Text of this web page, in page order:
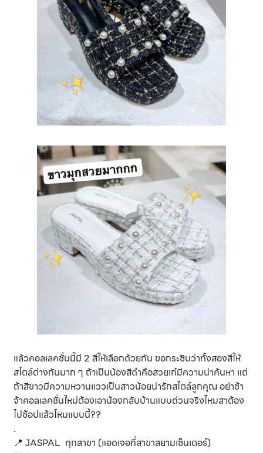
แล้วคอลเลคชั่นนี้มี 2 สีให้เลือกด้วยกัน ขอกระซิบว่าทั้งสองสีให้
สไตล์ต่างกันมาก ๆ ถ้าเป็นน้องสีดำคือสวยเก๋มีความน่าค้นหา แต่
ถ้าสีขาวมีความหวานแววเป็นสาวน้อยน่ารักสไตล์ลูกคุณ อย่าช้า
จ้าคอลเลคชั่นใหม่ต้องเอาน้องกลับบ้านแบบด่วนจริงไหมสาต้อง
ไปช้อปแล้วไหมแบบนี้??
.
📍 JASPAL ทุกสาขา (แอดเจอที่สาขาสยามเซ็นเตอร์)